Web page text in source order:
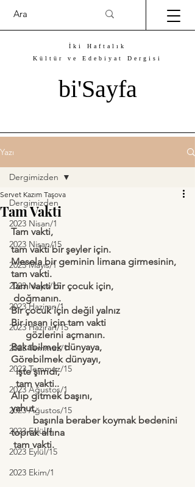
bi'Sayfa
İki Haftalık
Kültür ve Edebiyat Dergisi
Yazı
Dergimizden
2023 Nisan/1
2023 Nisan/15
2023 Mayıs/1
2023 Mayıs/15
2023 Haziran/1
2023 Haziran/15
2023 Temmuz/1
2023 Temmuz/15
2023 Ağustos/1
2023 Ağustos/15
2023 Eylül/1
2023 Eylül/15
2023 Ekim/1
Dergimizden
Tam Vakti
Servet Kazım Taşova
Tam vakti,
tam vakti bir şeyler için.
Mesela bir geminin limana girmesinin,
tam vakti.
Tam vakti bir çocuk için,
doğmanın.
Bir çocuk için değil yalnız
Bir insan için tam vakti
      gözlerini açmanın.
Bakabilmek dünyaya,
Görebilmek dünyayı,
işte şimdi,
  tam vakti..
Alıp gitmek başını,
yahut,
toprak altına
tam vakti.